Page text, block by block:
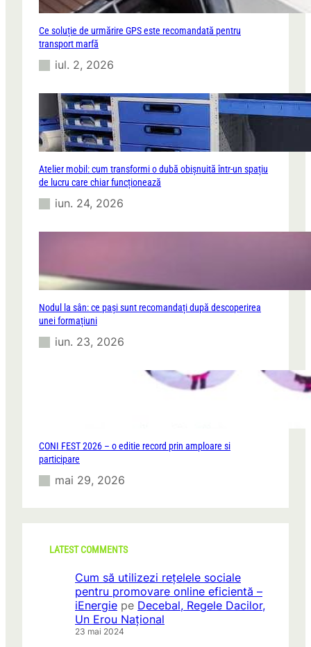
Ce soluție de urmărire GPS este recomandată pentru
transport marfă
iul. 2, 2026
Atelier mobil: cum transformi o dubă obișnuită într-un spațiu
de lucru care chiar funcționează
iun. 24, 2026
Nodul la sân: ce pași sunt recomandați după descoperirea
unei formațiuni
iun. 23, 2026
CONI FEST 2026 – o editie record prin amploare si
participare
mai 29, 2026
LATEST COMMENTS
Cum să utilizezi rețelele sociale
pentru promovare online eficientă –
iEnergie pe Decebal, Regele Dacilor,
Un Erou Național
23 mai 2024